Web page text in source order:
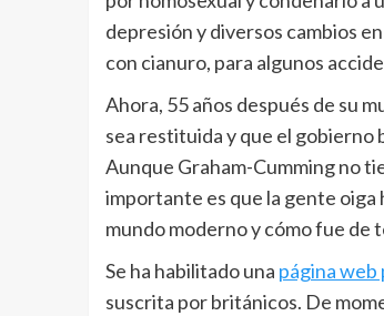
depresión y diversos cambios
con cianuro, para algunos
Ahora, 55 años después de su
sea restituida y que el gobierno
Aunque Graham-Cumming no
importante es que la gente oiga
mundo moderno y cómo fue de
Se ha habilitado una página web
suscrita por británicos. De